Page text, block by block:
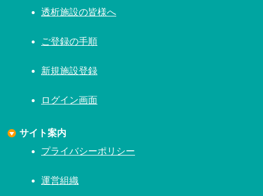
透析施設の皆様へ
ご登録の手順
新規施設登録
ログイン画面
サイト案内
プライバシーポリシー
運営組織